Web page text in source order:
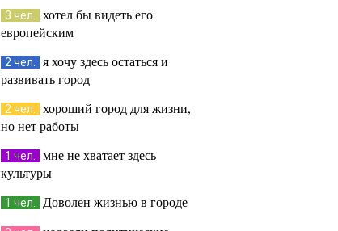
3 чел.
хотел бы видеть его
европейским
2 чел.
я хочу здесь остаться и
развивать город
2 чел.
хороший город для жизни,
но нет работы
1 чел.
мне не хватает здесь
культуры
1 чел. Доволен жизнью в городе